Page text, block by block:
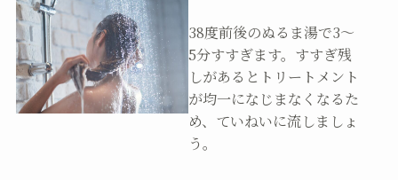
38度前後のぬるま湯で3～
5分すすぎます。すすぎ残
しがあるとトリートメント
が均一になじまなくなるた
め、ていねいに流しましょ
う。